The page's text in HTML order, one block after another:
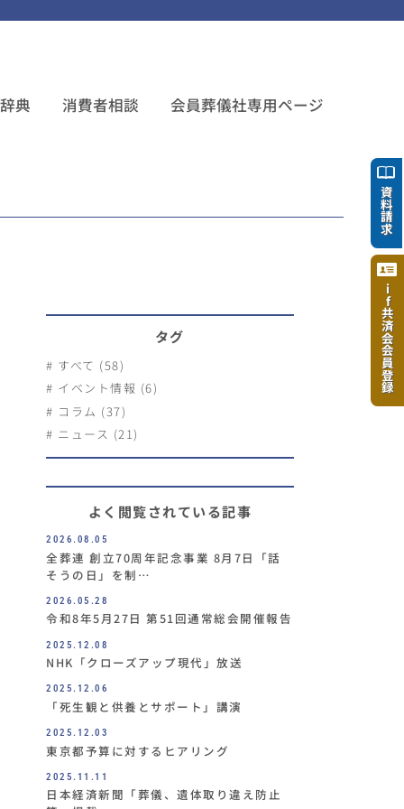
典 消費者相談 会員葬儀社専用ページ
資料請求
if共済会会員登録
タグ
すべて (58)
イベント情報 (6)
コラム (37)
ニュース (21)
よく閲覧されている記事
2026.08.05
全葬連 創立70周年記念事業 8月7日「話
そうの日」を制…
2026.05.28
令和8年5月27日 第51回通常総会開催報告
2025.12.08
NHK「クローズアップ現代」放送
2025.12.06
「死生観と供養とサポート」講演
2025.12.03
東京都予算に対するヒアリング
2025.11.11
日本経済新聞「葬儀、遺体取り違え防止